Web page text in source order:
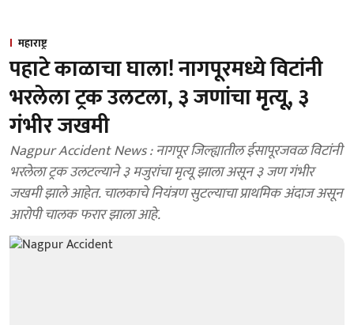
महाराष्ट्र
पहाटे काळाचा घाला! नागपूरमध्ये विटांनी
भरलेला ट्रक उलटला, ३ जणांचा मृत्यू, ३
गंभीर जखमी
Nagpur Accident News : नागपूर जिल्ह्यातील ईसापूरजवळ विटांनी
भरलेला ट्रक उलटल्याने ३ मजुरांचा मृत्यू झाला असून ३ जण गंभीर
जखमी झाले आहेत. चालकाचे नियंत्रण सुटल्याचा प्राथमिक अंदाज असून
आरोपी चालक फरार झाला आहे.